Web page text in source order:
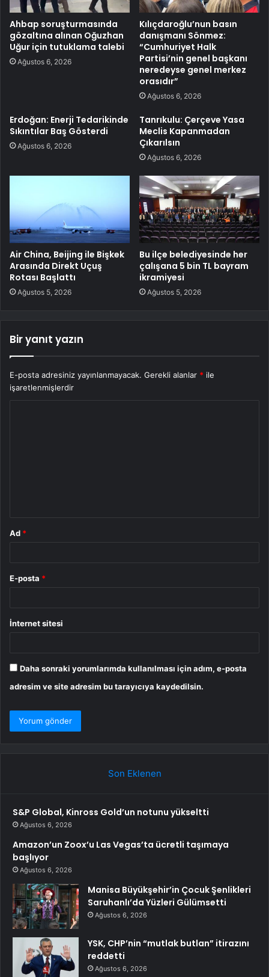
Ahbap soruşturmasında
gözaltına alınan Oğuzhan
Uğur için tutuklama talebi
Ağustos 6, 2026
Kılıçdaroğlu’nun basın
danışmanı Sönmez:
“Cumhuriyet Halk
Partisi’nin genel başkanı
neredeyse genel merkez
orasıdır”
Ağustos 6, 2026
Erdoğan: Enerji Tedarikinde
Sıkıntılar Baş Gösterdi
Ağustos 6, 2026
Tanrıkulu: Çerçeve Yasa
Meclis Kapanmadan
Çıkarılsın
Ağustos 6, 2026
Air China, Beijing ile Bişkek
Arasında Direkt Uçuş
Rotası Başlattı
Ağustos 5, 2026
Bu ilçe belediyesinde her
çalışana 5 bin TL bayram
ikramiyesi
Ağustos 5, 2026
Bir yanıt yazın
E-posta adresiniz yayınlanmayacak. Gerekli alanlar * ile
işaretlenmişlerdir
Ad *
E-posta *
İnternet sitesi
Daha sonraki yorumlarımda kullanılması için adım, e-posta
adresim ve site adresim bu tarayıcıya kaydedilsin.
Son Eklenen
S&P Global, Kinross Gold’un notunu yükseltti
Ağustos 6, 2026
Amazon’un Zoox’u Las Vegas’ta ücretli taşımaya
başlıyor
Ağustos 6, 2026
Manisa Büyükşehir’in Çocuk Şenlikleri
Saruhanlı’da Yüzleri Gülümsetti
Ağustos 6, 2026
YSK, CHP’nin “mutlak butlan” itirazını
reddetti
Ağustos 6, 2026